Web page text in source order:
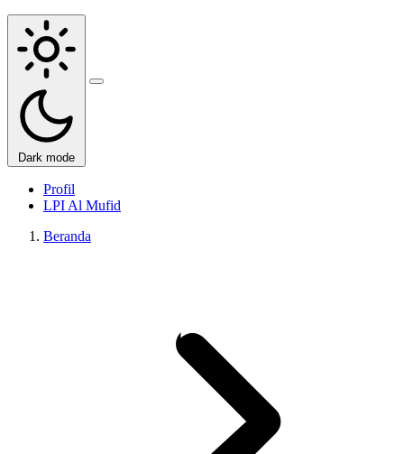
Dark mode
Buka
Profil
LPI Al Mufid
Beranda